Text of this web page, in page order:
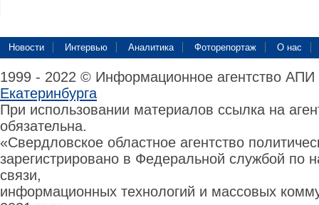
Новости Интервью Аналитика Фоторепортаж О нас
1999 - 2022 © Информационное агентство
Екатеринбурга
При использовании материалов ссылка на
обязательна.
«Свердловское областное агентство
зарегистрировано в Федеральной службой по
связи,
информационных технологий и массовых